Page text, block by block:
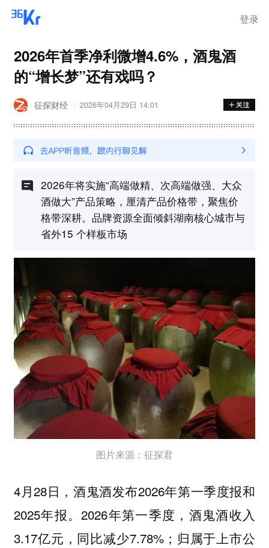
登录
2026年首季净利微增4.6%，酒鬼酒
的“增长梦”还有戏吗？
征探财经 2026年04月29日 14:01
2026年将实施“高端做精、次高端做强、大众
酒做大”产品策略，厘清产品价格带，聚焦价
格带深耕。品牌资源全面倾斜湖南核心城市与
省外15 个样板市场
图片来源：征探君
4月28日，酒鬼酒发布2026年第一季度报和
2025年报。2026年第一季度，酒鬼酒收入
3.17亿元，同比减少7.78%；归属于上市公